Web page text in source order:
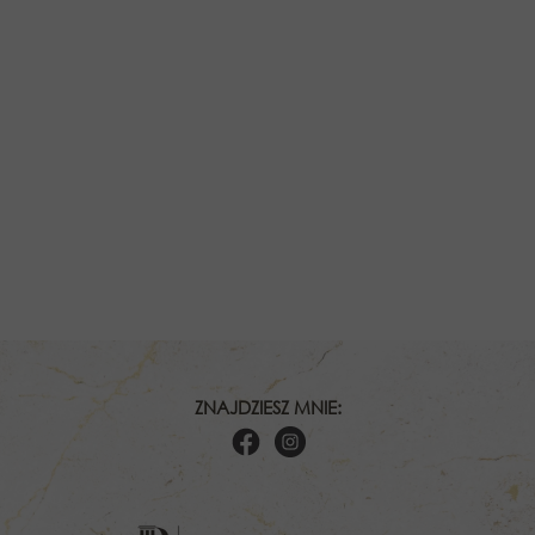
ZNAJDZIESZ MNIE: